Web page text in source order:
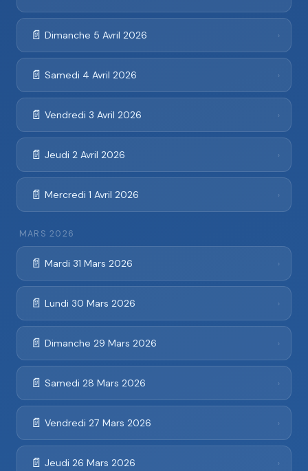
📄 Dimanche 5 Avril 2026 ›
📄 Samedi 4 Avril 2026 ›
📄 Vendredi 3 Avril 2026 ›
📄 Jeudi 2 Avril 2026 ›
📄 Mercredi 1 Avril 2026 ›
MARS 2026
📄 Mardi 31 Mars 2026 ›
📄 Lundi 30 Mars 2026 ›
📄 Dimanche 29 Mars 2026 ›
📄 Samedi 28 Mars 2026 ›
📄 Vendredi 27 Mars 2026 ›
📄 Jeudi 26 Mars 2026 ›